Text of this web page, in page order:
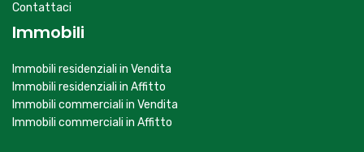
Contattaci
Immobili
Immobili residenziali in Vendita
Immobili residenziali in Affitto
Immobili commerciali in Vendita
Immobili commerciali in Affitto